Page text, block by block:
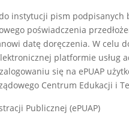
instytucji pism podpisanych
poświadczenia
datę doręczenia. W celu
platformie usług
się na ePUAP
Centrum Edukacji i
Publicznej (ePUAP)